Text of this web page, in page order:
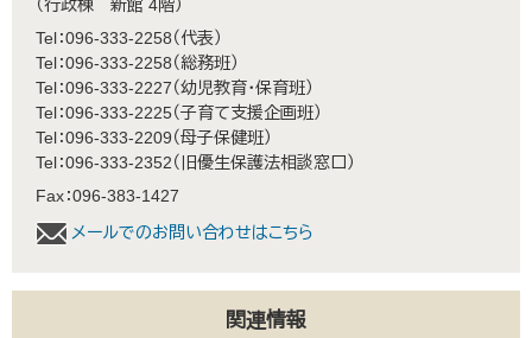
（行政棟 新館 4階）
Tel：096-333-2258 代表
Tel：096-333-2258 総務班
Tel：096-333-2227 幼児教育・保育班
Tel：096-333-2225 子育て支援企画班
Tel：096-333-2209 母子保健班
Tel：096-333-2352
旧優生保護法相談窓口
Fax：096-383-1427
メールでのお問い合わせはこちら
関連情報